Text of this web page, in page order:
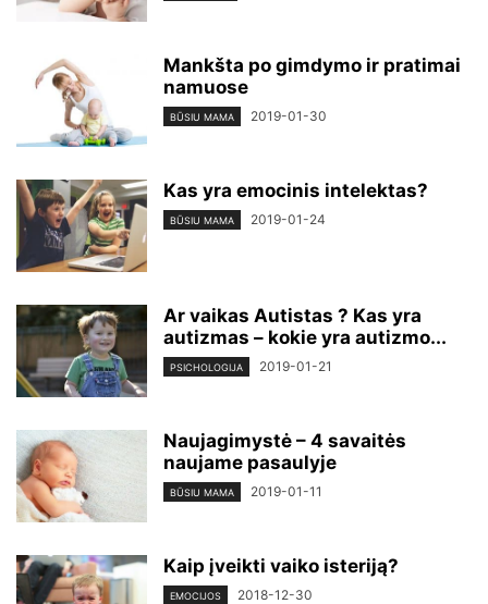
Mankšta po gimdymo ir pratimai
namuose
BŪSIU MAMA 2019-01-30
Kas yra emocinis intelektas?
BŪSIU MAMA 2019-01-24
Ar vaikas Autistas ? Kas yra
autizmas – kokie yra autizmo...
PSICHOLOGIJA 2019-01-21
Naujagimystė – 4 savaitės
naujame pasaulyje
BŪSIU MAMA 2019-01-11
Kaip įveikti vaiko isteriją?
EMOCIJOS 2018-12-30